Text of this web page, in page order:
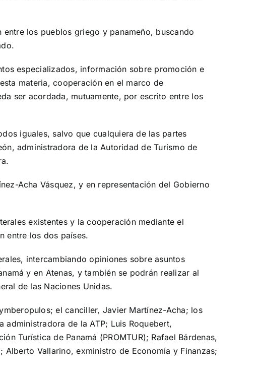
los pueblos griego y panameño, buscando
especializados, información sobre promoción e
materia, cooperación en el marco de
ser acordada, mutuamente, por escrito entre los
iguales, salvo que cualquiera de las partes
administradora de la Autoridad de Turismo de
Acha Vásquez, y en representación del Gobierno
existentes y la cooperación mediante el
entre los dos países.
intercambiando opiniones sobre asuntos
y en Atenas, y también se podrán realizar al
de las Naciones Unidas.
el canciller, Javier Martínez-Acha; los
de la ATP; Luis Roquebert,
Turística de Panamá (PROMTUR); Rafael Bárdenas,
Vallarino, exministro de Economía y Finanzas;